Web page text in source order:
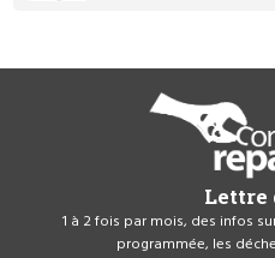
Lettre
1 à 2 fois par mois, des infos
programmée, les